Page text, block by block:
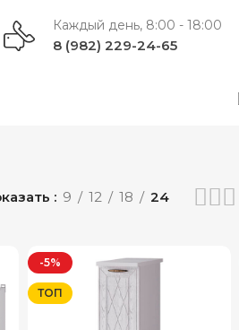
Каждый день, 8:00 - 18:00
8 (982) 229-24-65
9 12 18 24
-5%
ТОП